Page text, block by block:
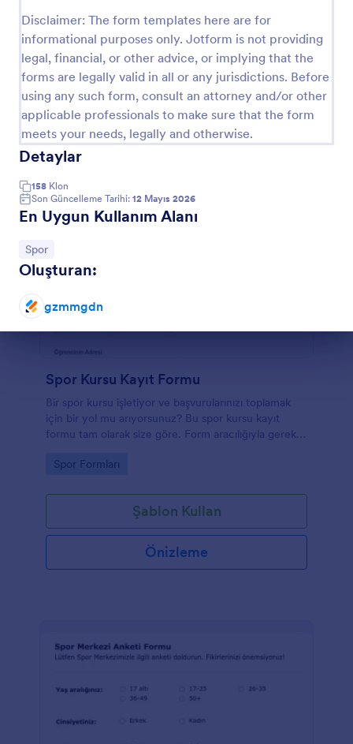
Disclaimer: The form templates here are for
informational purposes only. Jotform is not providing
legal, financial, or other advice, or implying that the
forms are legally valid in all or any jurisdictions. Before
using any such form, consult an attorney and/or other
applicable professionals to make sure that the form
meets your needs, legally and otherwise.
Detaylar
158 Klon
Son Güncelleme Tarihi: 12 Mayıs 2026
En Uygun Kullanım Alanı
Kategoriye git:
Spor
Oluşturan:
gzmmgdn
Önizleme
Spor Kursu Kayıt Formu
Bir spor kursu işletiyor ve başvurularınızı toplamak
için bir yol mu arıyorsunuz? Bu spor kursu kayıt
formu tam olarak size göre. Form aracılığıyla gerekli
Go to Category:
Spor Formları
Şablon Kullan
Önizleme